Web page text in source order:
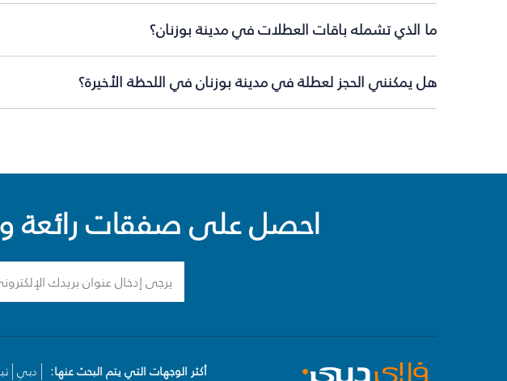
ما الذي تشمله باقات العطلات في مدينة بوزنان؟
هل يمكنني الحجز لعطلة في مدينة بوزنان في اللحظة الأخيرة؟
احصل على صفقات رائعة
أكثر الوجهات التي يتم البحث عنها: دبي